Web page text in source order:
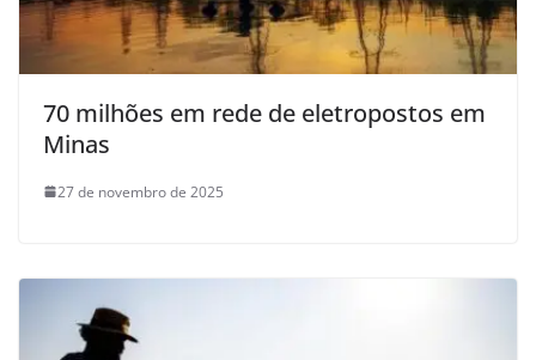
70 milhões em rede de eletropostos em
Minas
27 de novembro de 2025